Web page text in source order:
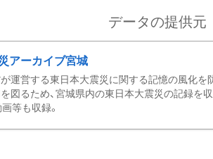
データの提供元
アーカイブ宮城
運営する東日本大震災に関する記憶の風化を
図るため、宮城県内の東日本大震災の記録を
等も収録。